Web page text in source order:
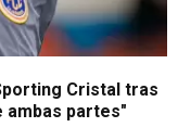
Cristal tras
ambas partes"